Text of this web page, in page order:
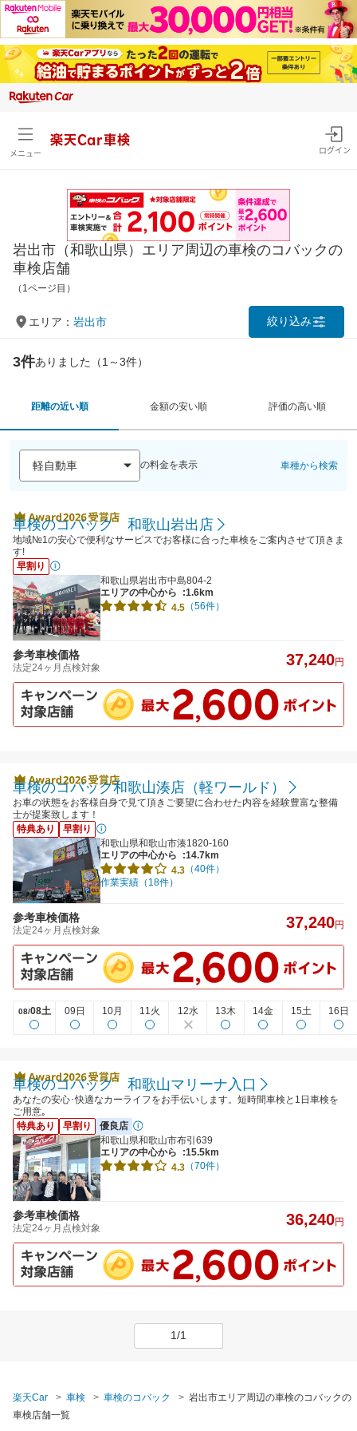
メニュー
楽天Car車検
ログイン
岩出市（和歌山県）エリア周辺の車検のコバックの
車検店舗
（1ページ目）
エリア： 岩出市 絞り込み
3件ありました（1～3件）
距離の近い順 金額の安い順 評価の高い順
の料金を表示 車種から検索
車検のコバック 和歌山岩出店
地域№1の安心で便利なサービスでお客様に合った車検をご案内させて頂きま
す!
早割り
和歌山県岩出市中島804-2
エリアの中心から
:1.6km
4.5 （56件）
参考車検価格
法定24ヶ月点検対象 37,240円
車検のコバック和歌山湊店（軽ワールド）
お車の状態をお客様自身で見て頂きご要望に合わせた内容を経験豊富な整備
士が提案致します！
特典あり
早割り
和歌山県和歌山市湊1820-160
エリアの中心から
:14.7km
4.3 （40件）
作業実績（18件）
参考車検価格
法定24ヶ月点検対象 37,240円
08/08土 09日 10月 11火 12水 13木 14金 15土 16日
車検のコバック 和歌山マリーナ入口
あなたの安心･快適なカーライフをお手伝いします。短時間車検と1日車検を
ご用意｡
特典あり
早割り
優良店
和歌山県和歌山市布引639
エリアの中心から
:15.5km
4.3 （70件）
参考車検価格
法定24ヶ月点検対象 36,240円
1/1
楽天Car 車検 車検のコバック
岩出市エリア周辺の車検のコバックの
車検店舗一覧